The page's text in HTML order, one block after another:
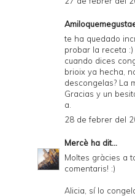
te ha quedado
probar la receta :)
cuando dices
brioix ya hecha,
descongelas? La
Gracias y un
a.
28 de febrer del
Mercè ha dit...
Moltes gràcies a
comentaris! :)
Alicia, sí lo